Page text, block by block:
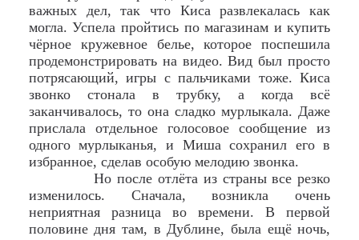
важных дел, так что Киса развлекалась как
могла. Успела пройтись по магазинам и купить
чёрное кружевное белье, которое поспешила
продемонстрировать на видео. Вид был просто
потрясающий, игры с пальчиками тоже. Киса
звонко стонала в трубку, а когда всё
заканчивалось, то она сладко мурлыкала. Даже
прислала отдельное голосовое сообщение из
одного мурлыканья, и Миша сохранил его в
избранное, сделав особую мелодию звонка.
Но после отлёта из страны все резко
изменилось. Сначала, возникла очень
неприятная разница во времени. В первой
половине дня там, в Дублине, была ещё ночь,